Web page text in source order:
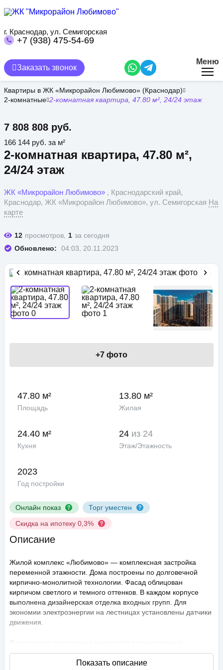
содержанию
г. Краснодар, ул. Семигорская
+7 (938) 475-54-69
Заказать звонок
Меню
Квартиры в ЖК «Микрорайон Любимово» (Краснодар)
2-комнатные 2-комнатная квартира, 47.80 м², 24/24 этаж
2-комнатная квартира, 47.80 м²,
24/24 этаж
7 808 808 руб.
ЖК «Микрорайон Любимово» , Краснодарский край,
Краснодар, ЖК «Микрорайон Любимово», ул. Семигорская На
карте
166 144 руб. за м²
12 просмотров, 1 за сегодня
Обновлено:
04:03, 20.11.2023
Онлайн показ
Торг уместен
Скидка на ипотеку 0,3%
+7 фото
47.80 м²
Площадь
13.80 м²
Жилая
24.40 м²
Кухня
24 из 24
Этаж/Этажность
2023
Год постройки
Описание
Жилой комплекс «Любимово» — комплексная застройка
переменной этажности. Дома построены по долговечной
кирпично-монолитной технологии. Фасад облицован
кирпичом светлого и темного оттенков. В каждом корпусе
выполнена дизайнерская отделка входных групп. Для
экономии электроэнергии на лестницах установлены датчики
движения.
решений: в наличии квартиры, как классического типа, так и
европланировки. Они сдаются с подчистовой отделкой,